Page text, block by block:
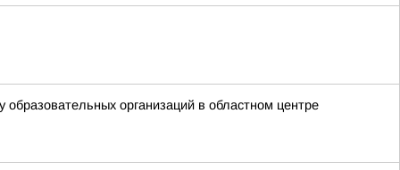
организаций в областном центре